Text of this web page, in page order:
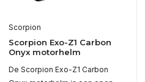
Scorpion
Scorpion Exo-Z1 Carbon
Onyx motorhelm
De Scorpion Exo-Z1 Carbon